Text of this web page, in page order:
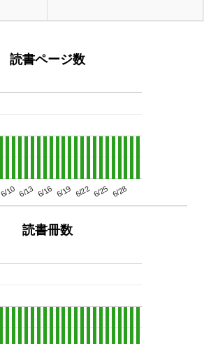
読書ページ数
6/10 6/13 6/16 6/19 6/22 6/25 6/28
読書冊数